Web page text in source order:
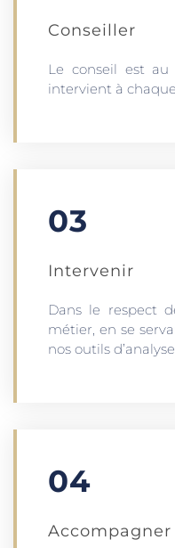
Conseiller
Le conseil est
intervient à
03
Intervenir
Dans le respect
métier, en se
nos outils
04
Accompagner